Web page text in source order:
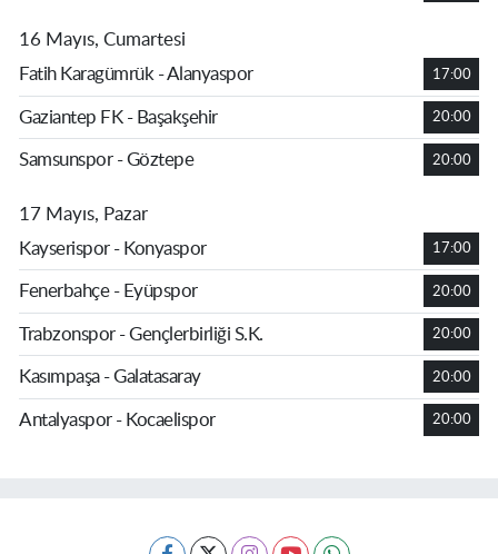
16 Mayıs, Cumartesi
Fatih Karagümrük - Alanyaspor
17:00
Gaziantep FK - Başakşehir 20:00
Samsunspor - Göztepe 20:00
17 Mayıs, Pazar
Kayserispor - Konyaspor
17:00
Fenerbahçe - Eyüpspor 20:00
Trabzonspor - Gençlerbirliği S.K. 20:00
Kasımpaşa - Galatasaray 20:00
Antalyaspor - Kocaelispor 20:00